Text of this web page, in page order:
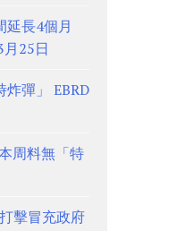
延長4個月
25日
彈」 EBRD
周料無「特
擊冒充政府